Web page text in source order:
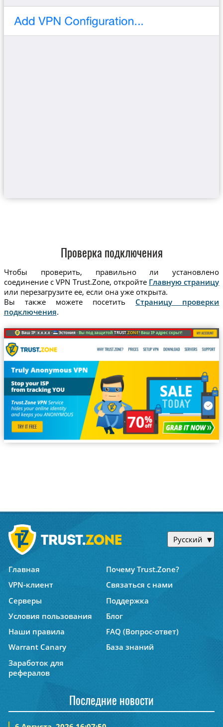
Проверка подключения
Чтобы проверить, правильно ли установлено
соединение с VPN Trust.Zone, откройте Главную страницу
или перезагрузите ее, если она уже открыта.
Вы также можете посетить Страницу проверки
подключения.
Ваш IP: x.x.x.x · Эстония ·Вы под защитойTRUST.ZONE! Ваш IP адрес скрыт!
Русский
Главная
Почему Trust.Zone?
VPN-клиент
Связаться с нами
Серверы
Поддержка
Условия пользования
Блог
Наши правила
FAQ (Вопрос-ответ)
Warrant Canary
База знаний
Заработок для
рефералов
Последние новости